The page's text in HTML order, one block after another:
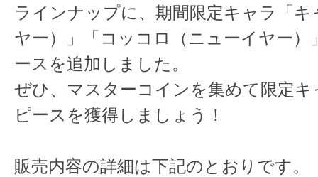
ラインナップに、期間限定キャラ「
ヤー）」「コッコロ（ニューイヤー）
ースを追加しました。
ぜひ、マスターコインを集めて限定
ピースを獲得しましょう！
販売内容の詳細は下記のとおりです。